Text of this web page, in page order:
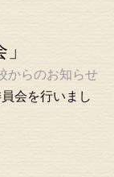
からのお知らせ
会を行いまし